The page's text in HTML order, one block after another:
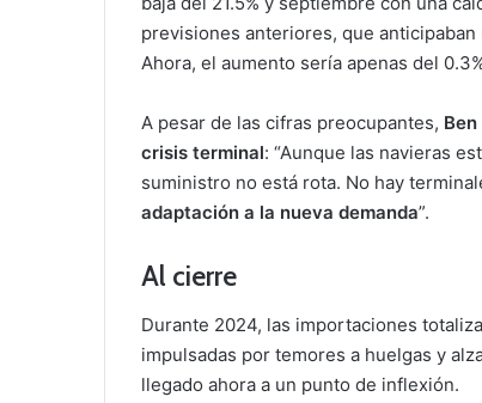
previsiones anteriores, que
Ahora, el aumento sería apenas del
A pesar de las cifras preocupantes,
crisis terminal: “Aunque las navieras
suministro no está rota. No hay
adaptación a la nueva demanda”.
Al cierre
Durante 2024, las importaciones
impulsadas por temores a huelgas y
llegado ahora a un punto de inflexión.